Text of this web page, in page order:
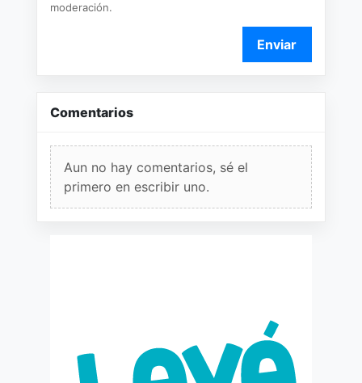
moderación.
Enviar
Comentarios
Aun no hay comentarios, sé el
primero en escribir uno.